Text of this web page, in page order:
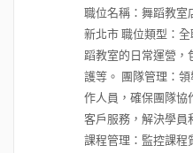
職位名稱：舞蹈教室
新北市 職位類型：
蹈教室的日常運營，
護等。 團隊管理：
作人員，確保團隊協
客戶服務，解決學員
課程管理：監控課程